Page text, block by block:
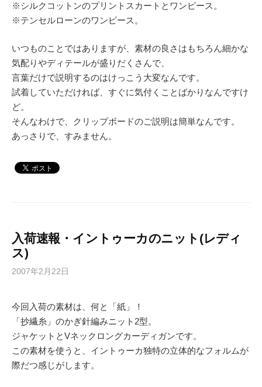
※シルクコットンのプリントスカートとワンピース。
※テンセルローンのワンピース。
いつものことではありますが、素材の良さはもちろん細かな
気配りやディテールが盛りだくさんで、
言葉だけで説明するのはけっこう大変なんです。
試着していただければ、すぐに気付くことばかりなんですけ
ど。
そんなわけで、クリップボードのご説明は簡単なんです。
あっさりで、すみません。
入荷速報・イントゥーカのニット(レディ
ス)
2007年2月22日
今回入荷の素材は、何と「紙」！
「抄繊糸」のかぎ針編みニット2型。
ジャケットとVネックロングカーディガンです。
この素材を使うと、イントゥーカ独特の立体的なフォルムが
際だつ感じがします。